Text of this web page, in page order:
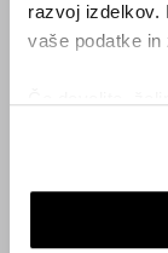
razvoj izdelkov.
vaše podatke in
lastnosti